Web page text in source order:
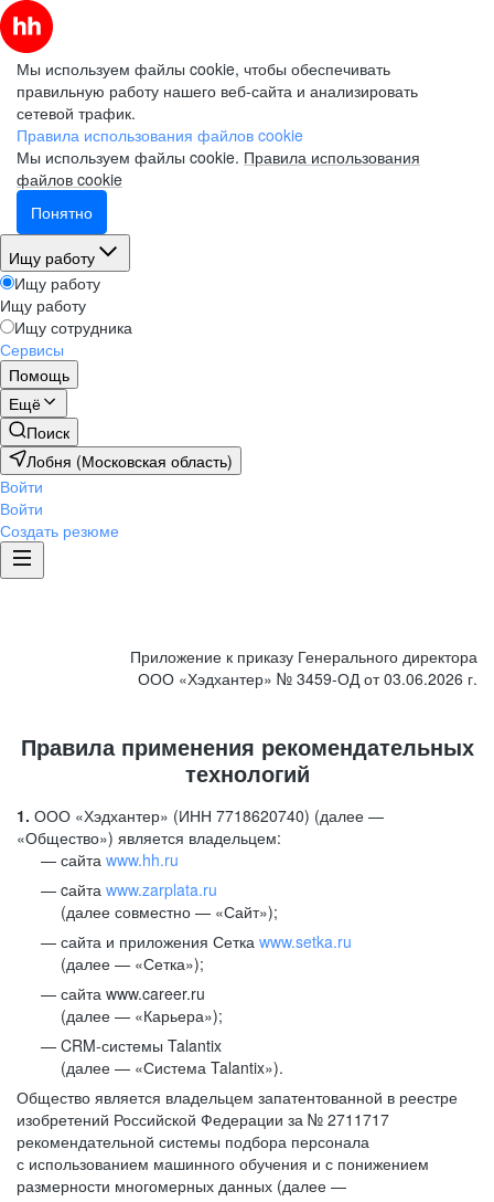
Мы используем файлы cookie, чтобы обеспечивать
правильную работу нашего веб-сайта и анализировать
сетевой трафик.
Правила использования файлов cookie
Мы используем файлы cookie. Правила использования
файлов cookie
Понятно
Ищу работу
Ищу работу
Ищу работу
Ищу сотрудника
Сервисы
Помощь
Ещё
Поиск
Лобня (Московская область)
Войти
Войти
Создать резюме
Приложение к приказу Генерального директора
ООО «Хэдхантер» № 3459-ОД от 03.06.2026 г.
Правила применения рекомендательных
технологий
1. ООО «Хэдхантер» (ИНН 7718620740) (далее —
«Общество») является владельцем:
сайта www.hh.ru
cайта www.zarplata.ru
(далее совместно — «Сайт»);
сайта и приложения Сетка www.setka.ru
(далее — «Сетка»);
сайта www.career.ru
(далее — «Карьера»);
CRM-системы Talantix
(далее — «Система Talantix»).
Общество является владельцем запатентованной в реестре
изобретений Российской Федерации за № 2711717
рекомендательной системы подбора персонала
с использованием машинного обучения и с понижением
размерности многомерных данных (далее —